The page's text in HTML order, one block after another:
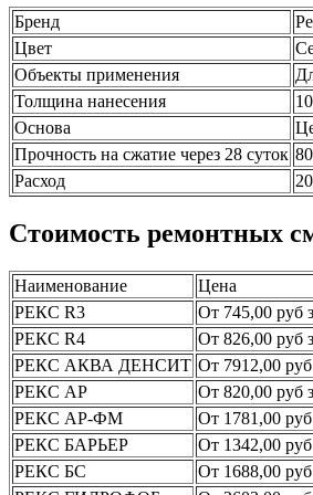
Бренд
Цвет
Объекты применения
Толщина нанесения
Основа
Прочность на сжатие через 28 суток
Расход
Стоимость ремонтных
Наименование
Цена
РЕКС R3
От 745,00 руб
РЕКС R4
От 826,00 руб
РЕКС АКВА ДЕНСИТ От 7912,00
РЕКС АР
От 820,00 руб
РЕКС АР-ФМ
От 1781,00
РЕКС БАРЬЕР
От 1342,00
РЕКС БС
От 1688,00